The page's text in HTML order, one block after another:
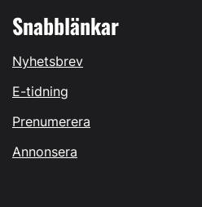
Snabblänkar
Nyhetsbrev
E-tidning
Prenumerera
Annonsera